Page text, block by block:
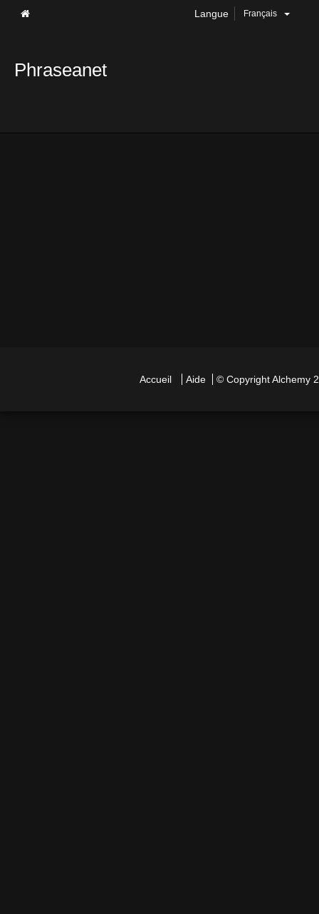
Phraseanet
Français
Langue
Accueil Aide © CopyrightAlchemy